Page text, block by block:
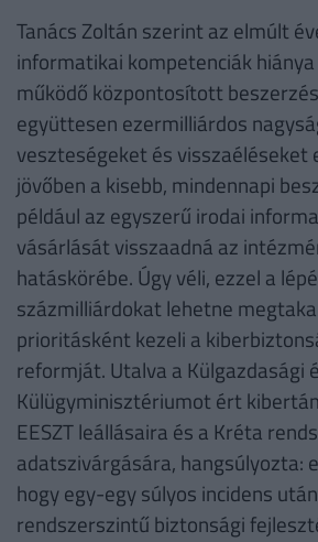
Tanács Zoltán szerint az elmúlt
informatikai kompetenciák
működő központosított
együttesen ezermilliárdos
veszteségeket és visszaéléseket
jövőben a kisebb, mindennapi
például az egyszerű irodai
vásárlását visszaadná az
hatáskörébe. Úgy véli, ezzel a
százmilliárdokat lehetne
prioritásként kezeli a
reformját. Utalva a Külgazdasági
Külügyminisztériumot ért
EESZT leállásaira és a Kréta
adatszivárgására, hangsúlyozta:
hogy egy-egy súlyos incidens
rendszerszintű biztonsági